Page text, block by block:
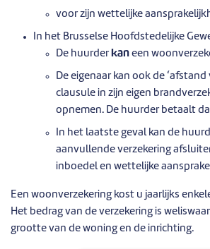
voor zijn wettelijke
In het Brusselse Hoofdstedelijke
De huurder kan een
De eigenaar kan ook de
clausule in zijn eigen
opnemen. De huurder betaalt
In het laatste geval kan de
aanvullende verzekering
inboedel en wettelijke
Een woonverzekering kost u jaarlijks
Het bedrag van de verzekering is
grootte van de woning en de inrichting.